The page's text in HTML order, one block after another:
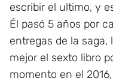
escribir el ultimo, y
Él pasó 5 años por
entregas de la saga,
mejor el sexto libro
momento en el